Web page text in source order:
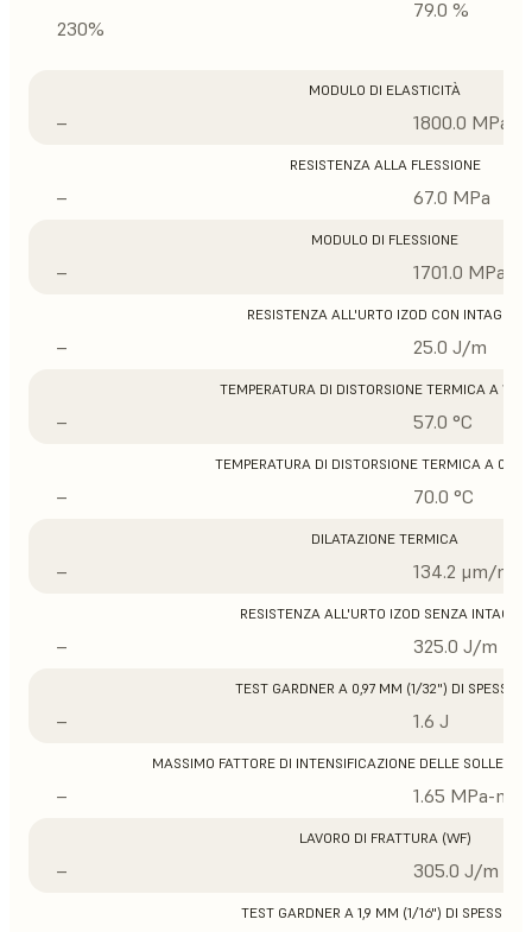
230%
79.0 %
MODULO DI ELASTICITÀ
– 1800.0 MPa
RESISTENZA ALLA FLESSIONE
– 67.0 MPa
MODULO DI FLESSIONE
– 1701.0 MPa
RESISTENZA ALL'URTO IZOD CON INTAGLIO
– 25.0 J/m
TEMPERATURA DI DISTORSIONE TERMICA A 1,8
– 57.0 °C
TEMPERATURA DI DISTORSIONE TERMICA A 0,45
– 70.0 °C
DILATAZIONE TERMICA
– 134.2 μm/m/
RESISTENZA ALL'URTO IZOD SENZA INTAGLIO
– 325.0 J/m
TEST GARDNER A 0,97 MM (1/32") DI
– 1.6 J
MASSIMO FATTORE DI INTENSIFICAZIONE DELLE
– 1.65 MPa-m1/
LAVORO DI FRATTURA (WF)
– 305.0 J/m
TEST GARDNER A 1,9 MM (1/16") DI SPESSORE